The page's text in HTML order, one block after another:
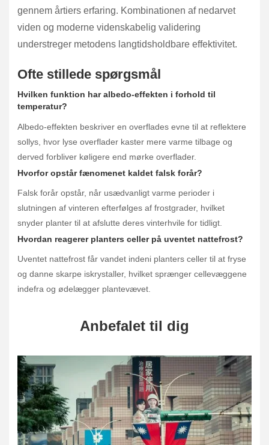
gennem årtiers erfaring. Kombinationen af nedarvet
viden og moderne videnskabelig validering
understreger metodens langtidsholdbare effektivitet.
Ofte stillede spørgsmål
Hvilken funktion har albedo-effekten i forhold til
temperatur?
Albedo-effekten beskriver en overflades evne til at reflektere
sollys, hvor lyse overflader kaster mere varme tilbage og
derved forbliver køligere end mørke overflader.
Hvorfor opstår fænomenet kaldet falsk forår?
Falsk forår opstår, når usædvanligt varme perioder i
slutningen af vinteren efterfølges af frostgrader, hvilket
snyder planter til at afslutte deres vinterhvile for tidligt.
Hvordan reagerer planters celler på uventet nattefrost?
Uventet nattefrost får vandet indeni planters celler til at fryse
og danne skarpe iskrystaller, hvilket sprænger cellevæggene
indefra og ødelægger plantevævet.
Anbefalet til dig